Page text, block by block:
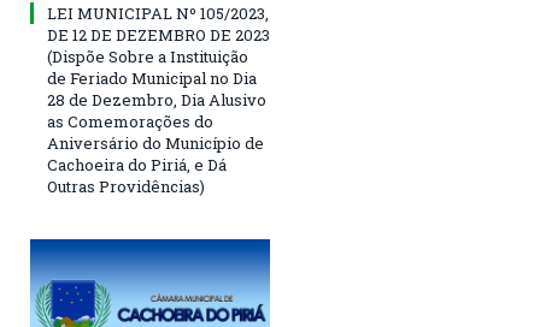
LEI MUNICIPAL Nº 105/2023,
DE 12 DE DEZEMBRO DE 2023
(Dispõe Sobre a Instituição
de Feriado Municipal no Dia
28 de Dezembro, Dia Alusivo
as Comemorações do
Aniversário do Município de
Cachoeira do Piriá, e Dá
Outras Providências)